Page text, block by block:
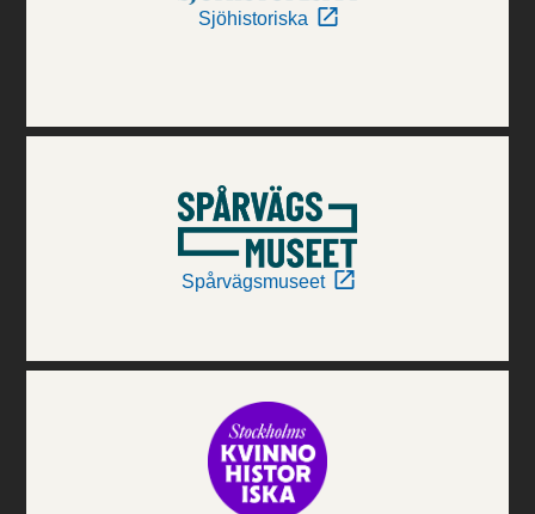
Sjöhistoriska
Spårvägsmuseet